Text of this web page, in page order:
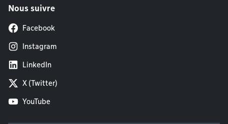
Nous suivre
Facebook
Instagram
LinkedIn
X (Twitter)
YouTube